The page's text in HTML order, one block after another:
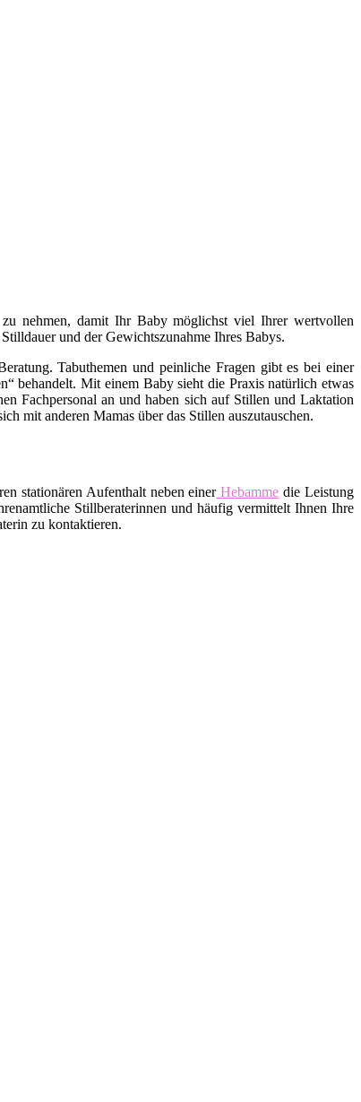
nehmen, damit Ihr Baby möglichst viel Ihrer wertvollen
und der Gewichtszunahme Ihres Babys.
Tabuthemen und peinliche Fragen gibt es bei einer
behandelt. Mit einem Baby sieht die Praxis natürlich etwas
Fachpersonal an und haben sich auf Stillen und Laktation
mit anderen Mamas über das Stillen auszutauschen.
stationären Aufenthalt neben einerHebamme die Leistung
Stillberaterinnen und häufig vermittelt Ihnen Ihre
zu kontaktieren.